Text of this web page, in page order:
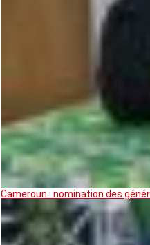
Cameroun : nomination des